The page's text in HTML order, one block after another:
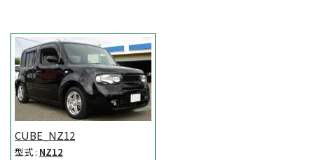
CUBE_NZ12
型式 : NZ12